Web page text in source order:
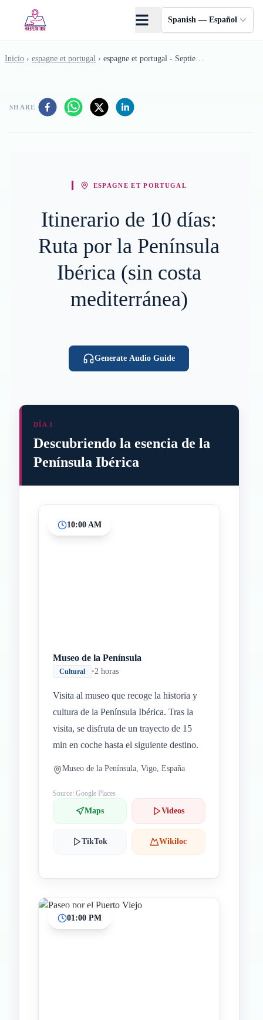
Spanish — Español
Inicio › espagne et portugal › espagne et portugal - Septiembre
SHARE
ESPAGNE ET PORTUGAL
Itinerario de 10 días:
Ruta por la Península
Ibérica (sin costa
mediterránea)
Generate Audio Guide
DÍA 1
Descubriendo la esencia de la
Península Ibérica
10:00 AM
Museo de la Península
Cultural •2 horas
Visita al museo que recoge la historia y
cultura de la Península Ibérica. Tras la
visita, se disfruta de un trayecto de 15
min en coche hasta el siguiente destino.
Museo de la Península, Vigo, España
Source: Google Places
Maps Videos
TikTok Wikiloc
01:00 PM